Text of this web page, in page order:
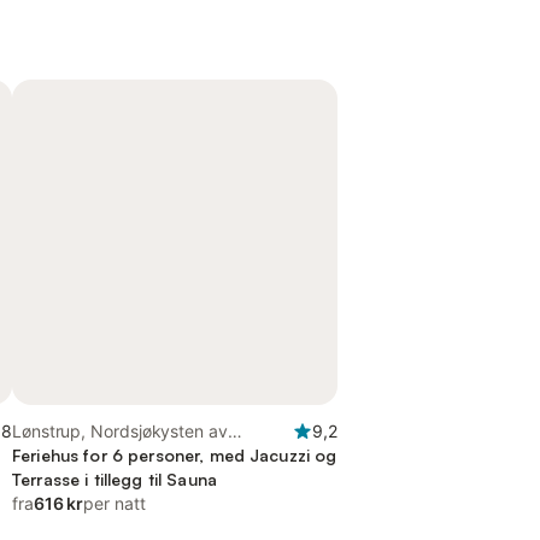
Lønstrup, Nordsjøkysten av
Danmark
9,2
Feriehus for 6 personer, med Jacuzzi og
Terrasse i tillegg til Sauna
fra616 krper natt